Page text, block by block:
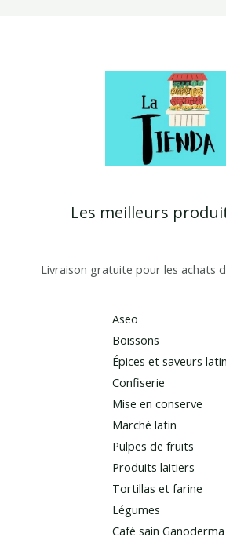
Les meilleurs
Livraison gratuite pour les achats
Aseo
Boissons
Épices et saveurs
Confiserie
Mise en conserve
Marché latin
Pulpes de fruits
Produits laitiers
Tortillas et farine
Légumes
Café sain Ganoderma